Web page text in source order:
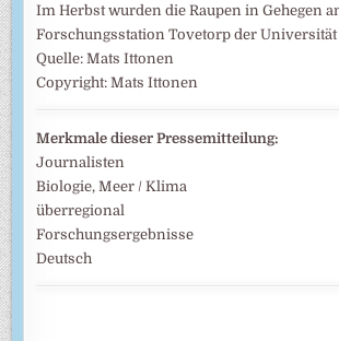
Im Herbst wurden die Raupen in Gehegen
Forschungsstation Tovetorp der Universität
Quelle: Mats Ittonen
Copyright: Mats Ittonen
Merkmale dieser Pressemitteilung:
Journalisten
Biologie, Meer / Klima
überregional
Forschungsergebnisse
Deutsch